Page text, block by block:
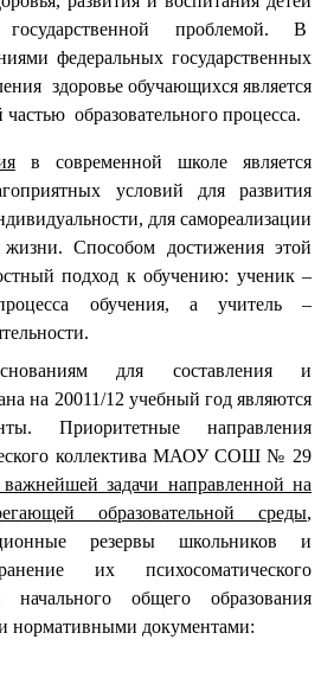
проблемой. В
федеральных государственных
здоровье обучающихся является
образовательного процесса.
в современной школе является
условий для развития
для самореализации
Способом достижения этой
подход к обучению: ученик –
обучения, а учитель –
для составления и
на 20011/12 учебный год являются
Приоритетные направления
коллектива МАОУ СОШ № 29
задачи направленной на
образовательной среды,
резервы школьников и
их психосоматического
общего образования
нормативными документами: